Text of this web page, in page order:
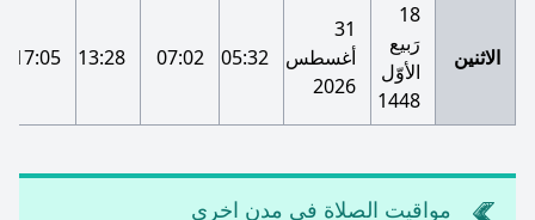
الاثنين
18
رَبيع
الأوّل
1448
31
أغسطس
2026
05:32
07:02
13:28
17:05
مواقيت الصلاة في مدن اخرى